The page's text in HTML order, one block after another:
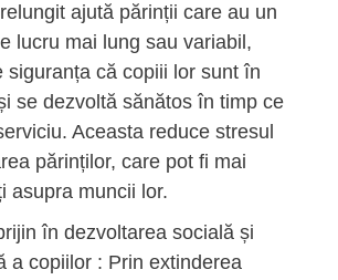
ajută părinții care au un
lucru mai lung sau variabil,
siguranța că copiii lor sunt în
se dezvoltă sănătos în timp ce
Aceasta reduce stresul
părinților, care pot fi mai
asupra muncii lor.
în dezvoltarea socială și
a copiilor : Prin extinderea